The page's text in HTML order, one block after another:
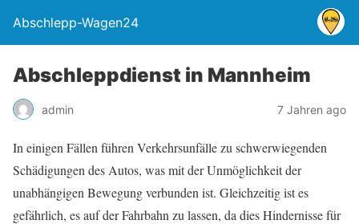
Abschlepp-Wagen24
Abschleppdienst in Mannheim
admin 7 Jahren ago
In einigen Fällen führen Verkehrsunfälle zu schwerwiegenden
Schädigungen des Autos, was mit der Unmöglichkeit der
unabhängigen Bewegung verbunden ist. Gleichzeitig ist es
gefährlich, es auf der Fahrbahn zu lassen, da dies Hindernisse für